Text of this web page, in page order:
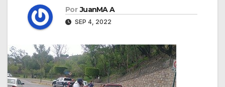
Por JuanMA A
SEP 4, 2022